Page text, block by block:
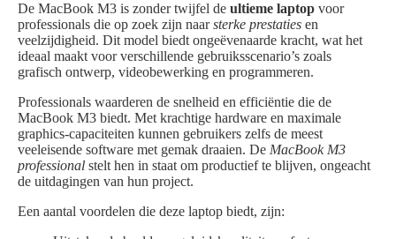
De MacBook M3 is zonder twijfel de ultieme laptop voor
professionals die op zoek zijn naarsterke prestaties en
veelzijdigheid. Dit model biedt ongeëvenaarde kracht, wat het
ideaal maakt voor verschillende gebruiksscenario’s zoals
grafisch ontwerp, videobewerking en programmeren.
Professionals waarderen de snelheid en efficiëntie die de
MacBook M3 biedt. Met krachtige hardware en maximale
graphics-capaciteiten kunnen gebruikers zelfs de meest
veeleisende software met gemak draaien. De MacBook M3
professional stelt hen in staat om productief te blijven, ongeacht
de uitdagingen van hun project.
Een aantal voordelen die deze laptop biedt, zijn: